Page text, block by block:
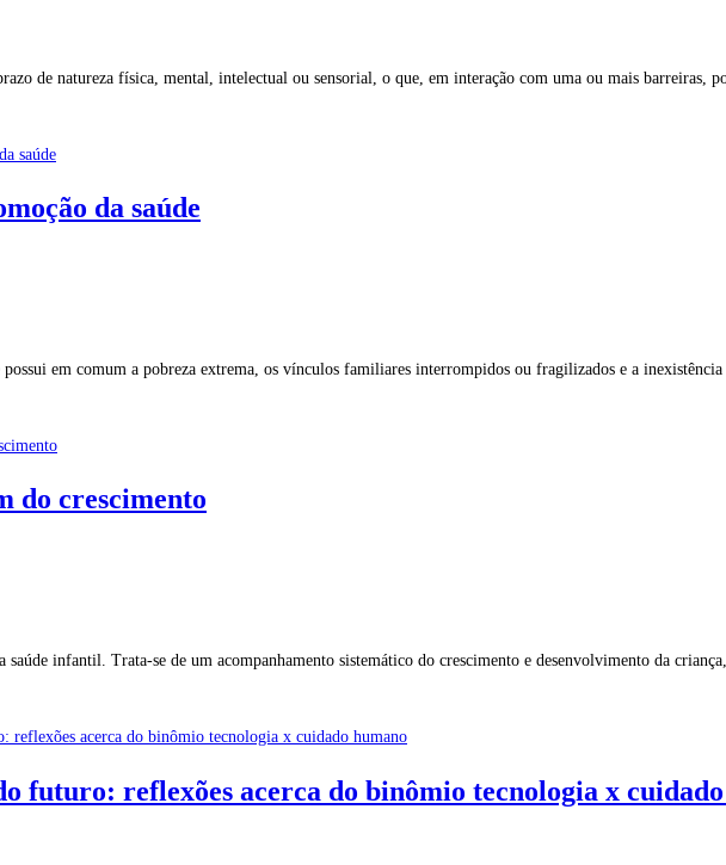
de natureza física, mental, intelectual ou sensorial, o que, em interação com uma ou mais barreiras,
da saúde
em comum a pobreza extrema, os vínculos familiares interrompidos ou fragilizados e a
do crescimento
saúde infantil. Trata-se de um acompanhamento sistemático do crescimento e desenvolvimento da
futuro: reflexões acerca do binômio tecnologia x